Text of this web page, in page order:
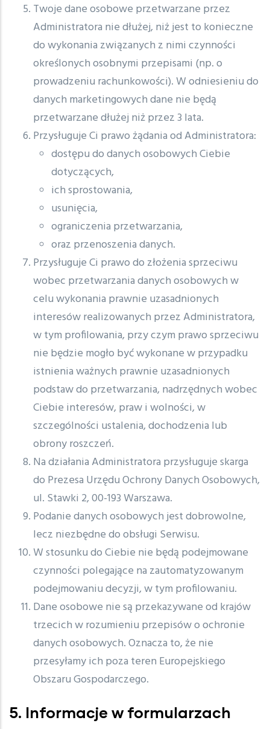
Twoje dane osobowe przetwarzane przez
Administratora nie dłużej, niż jest to konieczne
do wykonania związanych z nimi czynności
określonych osobnymi przepisami (np. o
prowadzeniu rachunkowości). W odniesieniu do
danych marketingowych dane nie będą
przetwarzane dłużej niż przez 3 lata.
Przysługuje Ci prawo żądania od Administratora:
dostępu do danych osobowych Ciebie
dotyczących,
ich sprostowania,
usunięcia,
ograniczenia przetwarzania,
oraz przenoszenia danych.
Przysługuje Ci prawo do złożenia sprzeciwu
wobec przetwarzania danych osobowych w
celu wykonania prawnie uzasadnionych
interesów realizowanych przez Administratora,
w tym profilowania, przy czym prawo sprzeciwu
nie będzie mogło być wykonane w przypadku
istnienia ważnych prawnie uzasadnionych
podstaw do przetwarzania, nadrzędnych wobec
Ciebie interesów, praw i wolności, w
szczególności ustalenia, dochodzenia lub
obrony roszczeń.
Na działania Administratora przysługuje skarga
do Prezesa Urzędu Ochrony Danych Osobowych,
ul. Stawki 2, 00-193 Warszawa.
Podanie danych osobowych jest dobrowolne,
lecz niezbędne do obsługi Serwisu.
W stosunku do Ciebie nie będą podejmowane
czynności polegające na zautomatyzowanym
podejmowaniu decyzji, w tym profilowaniu.
Dane osobowe nie są przekazywane od krajów
trzecich w rozumieniu przepisów o ochronie
danych osobowych. Oznacza to, że nie
przesyłamy ich poza teren Europejskiego
Obszaru Gospodarczego.
5. Informacje w formularzach